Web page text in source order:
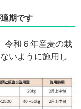
期です
令和６年産麦の栽
いように施用し